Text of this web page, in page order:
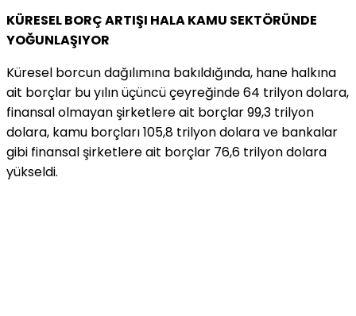
KÜRESEL BORÇ ARTIŞI HALA KAMU SEKTÖRÜNDE
YOĞUNLAŞIYOR
Küresel borcun dağılımına bakıldığında, hane halkına
ait borçlar bu yılın üçüncü çeyreğinde 64 trilyon dolara,
finansal olmayan şirketlere ait borçlar 99,3 trilyon
dolara, kamu borçları 105,8 trilyon dolara ve bankalar
gibi finansal şirketlere ait borçlar 76,6 trilyon dolara
yükseldi.